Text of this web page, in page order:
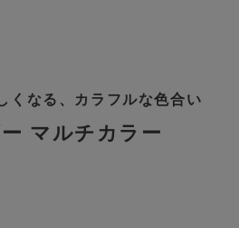
くなる、カラフルな色合い
マルチカラー